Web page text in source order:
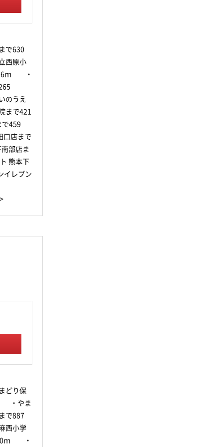
で630
西原小
ｍ ・
うえ
で421
459
店まで
部店ま
熊本下
レブン
どり保
・やま
で887
西小学
50ｍ ・